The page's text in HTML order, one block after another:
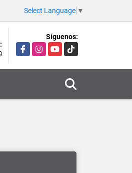
Select Language ▼
Síguenos:
FacebookInstagramYouTubeTikTok